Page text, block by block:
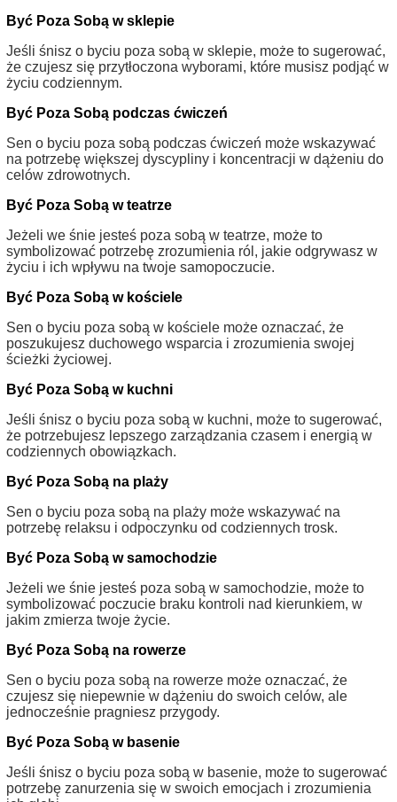
Być Poza Sobą w sklepie
Jeśli śnisz o byciu poza sobą w sklepie, może to sugerować,
że czujesz się przytłoczona wyborami, które musisz podjąć w
życiu codziennym.
Być Poza Sobą podczas ćwiczeń
Sen o byciu poza sobą podczas ćwiczeń może wskazywać
na potrzebę większej dyscypliny i koncentracji w dążeniu do
celów zdrowotnych.
Być Poza Sobą w teatrze
Jeżeli we śnie jesteś poza sobą w teatrze, może to
symbolizować potrzebę zrozumienia ról, jakie odgrywasz w
życiu i ich wpływu na twoje samopoczucie.
Być Poza Sobą w kościele
Sen o byciu poza sobą w kościele może oznaczać, że
poszukujesz duchowego wsparcia i zrozumienia swojej
ścieżki życiowej.
Być Poza Sobą w kuchni
Jeśli śnisz o byciu poza sobą w kuchni, może to sugerować,
że potrzebujesz lepszego zarządzania czasem i energią w
codziennych obowiązkach.
Być Poza Sobą na plaży
Sen o byciu poza sobą na plaży może wskazywać na
potrzebę relaksu i odpoczynku od codziennych trosk.
Być Poza Sobą w samochodzie
Jeżeli we śnie jesteś poza sobą w samochodzie, może to
symbolizować poczucie braku kontroli nad kierunkiem, w
jakim zmierza twoje życie.
Być Poza Sobą na rowerze
Sen o byciu poza sobą na rowerze może oznaczać, że
czujesz się niepewnie w dążeniu do swoich celów, ale
jednocześnie pragniesz przygody.
Być Poza Sobą w basenie
Jeśli śnisz o byciu poza sobą w basenie, może to sugerować
potrzebę zanurzenia się w swoich emocjach i zrozumienia